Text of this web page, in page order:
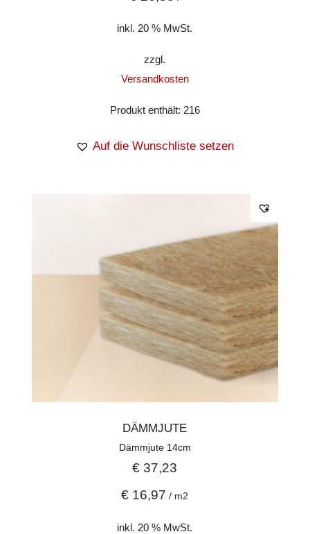
inkl. 20 % MwSt.
zzgl.
Versandkosten
Produkt enthält: 216
Auf die Wunschliste setzen
DÄMMJUTE
Dämmjute 14cm
€ 37,23
€ 16,97 / m2
inkl. 20 % MwSt.